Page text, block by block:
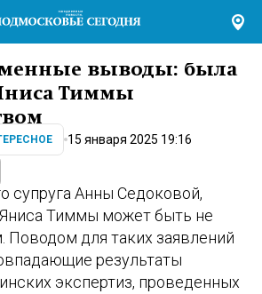
выводы: была
Тиммы
15 января 2025 19:16
супруга Анны Седоковой,
Тиммы может быть не
Поводом для таких заявлений
результаты
экспертиз, проведенных